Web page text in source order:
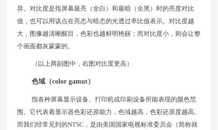
异。对比度是指屏幕最亮（全白）和最暗（全黑）时的亮度对比
值，也可以用该点在亮态与暗态的光透过率比值表示。对比度越
大，图像越清晰醒目，色彩也越鲜明艳丽；而对比度小，则会让整
个画面都灰蒙蒙的。
（以上两副图中，右图对比度更高）
色域（color gamut）
指各种屏幕显示设备、打印机或印刷设备所能表现的颜色范
围。它代表着显示器色彩还原能力，色域越高，色彩还原度越高。
而我们经常见到的NTSC，是由美国国家电视标准委员会（简称就